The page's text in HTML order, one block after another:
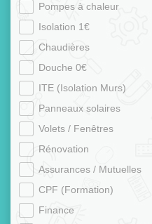
Pompes à chaleur
Isolation 1€
Chaudières
Douche 0€
ITE (Isolation Murs)
Panneaux solaires
Volets / Fenêtres
Rénovation
Assurances / Mutuelles
CPF (Formation)
Finance